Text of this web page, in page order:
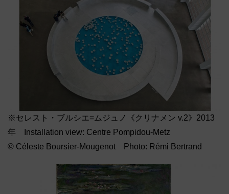
※セレスト・ブルシエ=ムジュノ《クリナメン v.2》2013
年 Installation view: Centre Pompidou-Metz
© Céleste Boursier-Mougenot Photo: Rémi Bertrand